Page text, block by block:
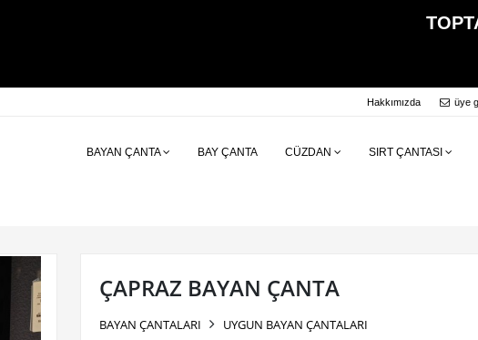
TOPTAN
Hakkımızda üye
BAYAN ÇANTA BAY ÇANTA CÜZDAN SIRT ÇANTASI
ÇAPRAZ BAYAN ÇANTA
BAYAN ÇANTALARI UYGUN BAYAN ÇANTALARI